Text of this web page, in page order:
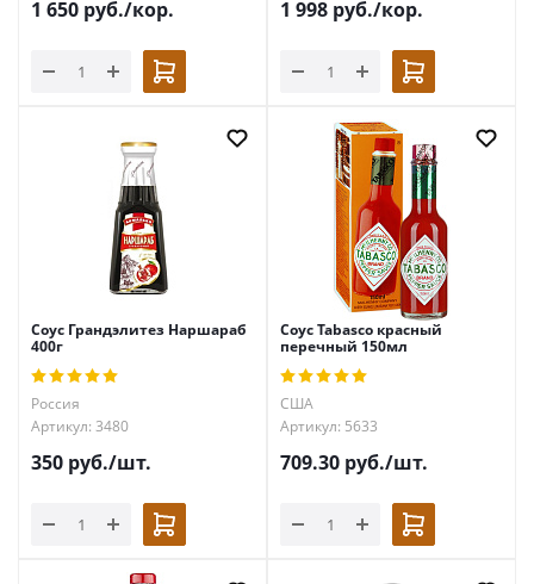
1 650 руб./кор. 1 998 руб./кор.
Соус Грандэлитез Наршараб
400г
Россия
Артикул: 3480
350 руб./шт.
Соус Tabasco красный
перечный 150мл
США
Артикул: 5633
709.30 руб./шт.